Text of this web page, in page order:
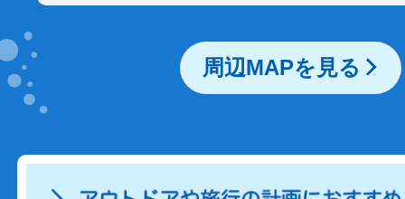
周辺MAPを見る